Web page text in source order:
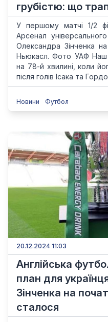
грубістю: що
У першому матчі 1/2
Арсенал
Олександра Зінченка
Ньюкасл. Фото УАФ Наш
на 78-й хвилині, коли
після голів Ісака та
Новини Футбол
20.12.2024 11:03
Англійська
план для
Зінченка на
сталося